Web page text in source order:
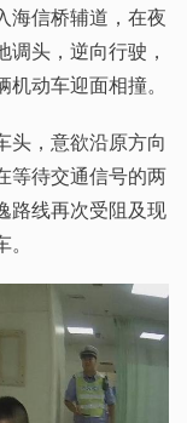
海信桥辅道，在夜
头，逆向行驶，
动车迎面相撞。
头，意欲沿原方向
等待交通信号的两
路线再次受阻及现